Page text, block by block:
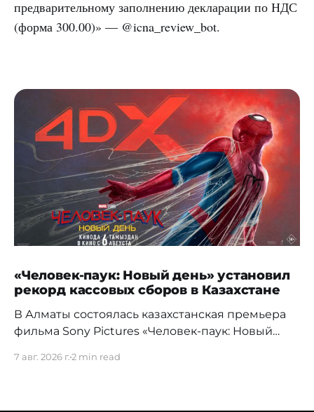
предварительному заполнению декларации по НДС
(форма 300.00)» — @icna_review_bot.
«Человек-паук: Новый день» установил
рекорд кассовых сборов в Казахстане
В Алматы состоялась казахстанская премьера
фильма Sony Pictures «Человек-паук: Новый
7 авг. 2026 г.2 min read